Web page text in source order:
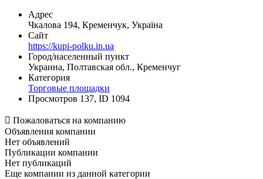
Адрес
Чкалова 194, Кременчук, Україна
Сайт
https://kupi-polku.in.ua
Город/населенный пункт
Украина, Полтавская обл., Кременчуг
Категория
Торговые площадки
Просмотров 137, ID 1094
 Пожаловаться на компанию
Объявления компании
Нет объявлений
Публикации компании
Нет публикаций
Еще компании из данной категории